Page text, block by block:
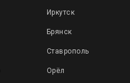
Иркутск
Брянск
Ставрополь
Орёл